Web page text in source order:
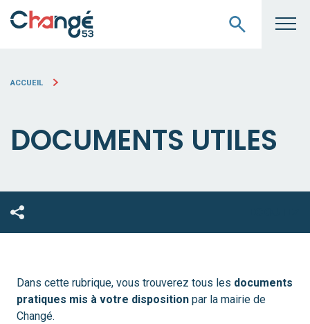
ACCUEIL
DOCUMENTS UTILES
Dans cette rubrique, vous trouverez tous les documents
pratiques mis à votre disposition par la mairie de
Changé.